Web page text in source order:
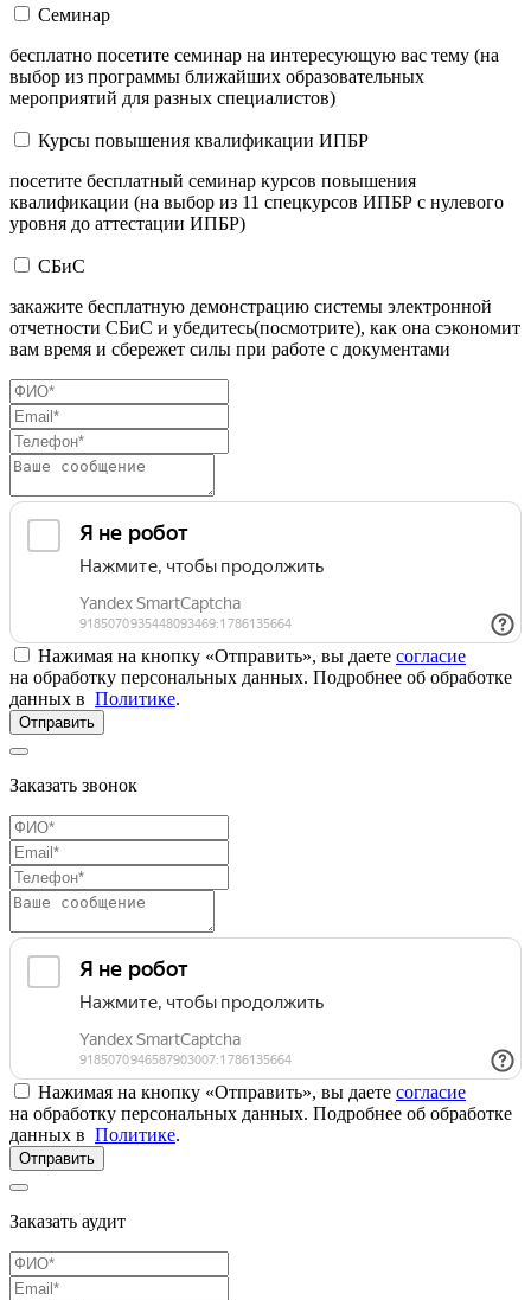
Семинар
бесплатно посетите семинар на интересующую вас тему (на
выбор из программы ближайших образовательных
мероприятий для разных специалистов)
Курсы повышения квалификации ИПБР
посетите бесплатный семинар курсов повышения
квалификации (на выбор из 11 спецкурсов ИПБР с нулевого
уровня до аттестации ИПБР)
СБиС
закажите бесплатную демонстрацию системы электронной
отчетности СБиС и убедитесь(посмотрите), как она сэкономит
вам время и сбережет силы при работе с документами
Нажимая на кнопку «Отправить», вы даете согласие
на обработку персональных данных. Подробнее об обработке
данных в Политике.
Отправить
Заказать звонок
Нажимая на кнопку «Отправить», вы даете согласие
на обработку персональных данных. Подробнее об обработке
данных в Политике.
Отправить
Заказать аудит